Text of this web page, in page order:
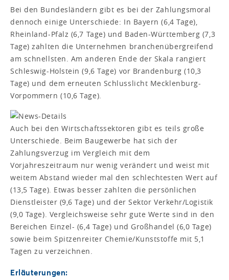
Bei den Bundesländern gibt es bei der Zahlungsmoral
dennoch einige Unterschiede: In Bayern (6,4 Tage),
Rheinland-Pfalz (6,7 Tage) und Baden-Württemberg (7,3
Tage) zahlten die Unternehmen branchenübergreifend
am schnellsten. Am anderen Ende der Skala rangiert
Schleswig-Holstein (9,6 Tage) vor Brandenburg (10,3
Tage) und dem erneuten Schlusslicht Mecklenburg-
Vorpommern (10,6 Tage).
Auch bei den Wirtschaftssektoren gibt es teils große
Unterschiede. Beim Baugewerbe hat sich der
Zahlungsverzug im Vergleich mit dem
Vorjahreszeitraum nur wenig verändert und weist mit
weitem Abstand wieder mal den schlechtesten Wert auf
(13,5 Tage). Etwas besser zahlten die persönlichen
Dienstleister (9,6 Tage) und der Sektor Verkehr/Logistik
(9,0 Tage). Vergleichsweise sehr gute Werte sind in den
Bereichen Einzel- (6,4 Tage) und Großhandel (6,0 Tage)
sowie beim Spitzenreiter Chemie/Kunststoffe mit 5,1
Tagen zu verzeichnen.
Erläuterungen: